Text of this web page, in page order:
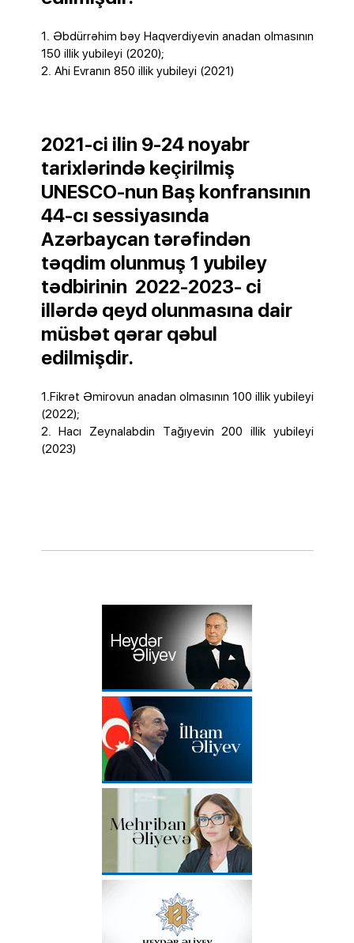
1. Əbdürrəhim bəy Haqverdiyevin anadan olmasının
150 illik yubileyi (2020);
2. Ahi Evranın 850 illik yubileyi (2021)
2021-ci ilin 9-24 noyabr
tarixlərində keçirilmiş
UNESCO-nun Baş konfransının
44-cı sessiyasında
Azərbaycan tərəfindən
təqdim olunmuş 1 yubiley
tədbirinin 2022-2023- ci
illərdə qeyd olunmasına dair
müsbət qərar qəbul
edilmişdir.
1.Fikrət Əmirovun anadan olmasının 100 illik yubileyi
(2022);
2. Hacı Zeynalabdin Tağıyevin 200 illik yubileyi
(2023)